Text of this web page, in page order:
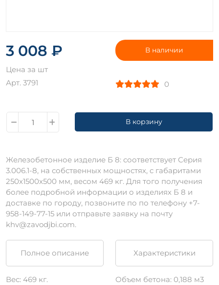
3 008 ₽
Цена за шт
Арт. 3791
В наличии
0
В корзину
Железобетонное изделие Б 8: соответствует Серия
3.006.1-8, на собственных мощностях, c габаритами
250х1500х500 мм, весом 469 кг. Для того получения
более подробной информации о изделиях Б 8 и
доставке по городу, позвоните по по телефону +7-
958-149-77-15 или отправьте заявку на почту
khv@zavodjbi.com.
Полное описание Характеристики
Вес: 469 кг. Объем бетона: 0,188 м3